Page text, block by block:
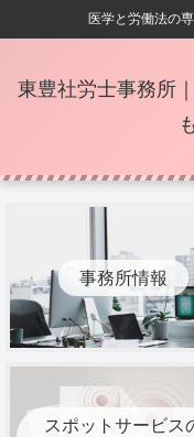
医学と労働法の
東豊社労士事務所
事務所情報
スポットサービス